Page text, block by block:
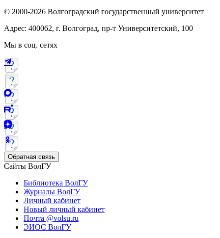
© 2000-2026 Волгоградский государственный университет
Адрес: 400062, г. Волгоград, пр-т Университетский, 100
Мы в соц. сетях
Обратная связь
Сайты ВолГУ
Библиотека ВолГУ
Журналы ВолГУ
Личный кабинет
Новый личный кабинет
Почта @volsu.ru
ЭИОС ВолГУ